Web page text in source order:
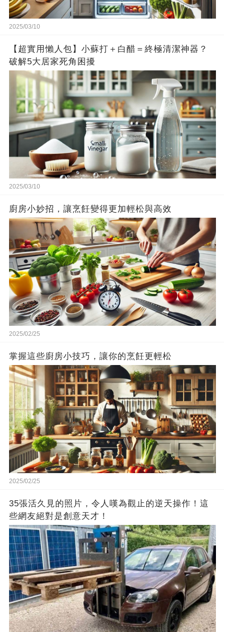
2025/03/10
【超實用懶人包】小蘇打＋白醋＝終極清潔神器？
破解5大居家死角困擾
2025/03/10
廚房小妙招，讓烹飪變得更加輕松與高效
2025/02/25
掌握這些廚房小技巧，讓你的烹飪更輕松
2025/02/25
35張活久見的照片，令人嘆為觀止的逆天操作！這
些網友絕對是創意天才！